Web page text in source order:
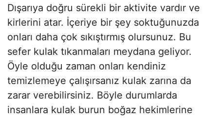
Dışarıya doğru sürekli bir aktivite vardır ve
kirlerini atar. İçeriye bir şey soktuğunuzda
onları daha çok sıkıştırmış olursunuz. Bu
sefer kulak tıkanmaları meydana geliyor.
Öyle olduğu zaman onları kendiniz
temizlemeye çalışırsanız kulak zarına da
zarar verebilirsiniz. Böyle durumlarda
insanlara kulak burun boğaz hekimlerine